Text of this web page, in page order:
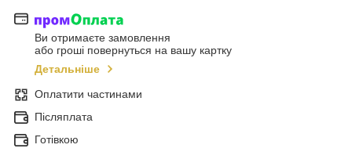
Ви отримаєте замовлення
або гроші повернуться на вашу картку
Детальніше
Оплатити частинами
Післяплата
Готівкою